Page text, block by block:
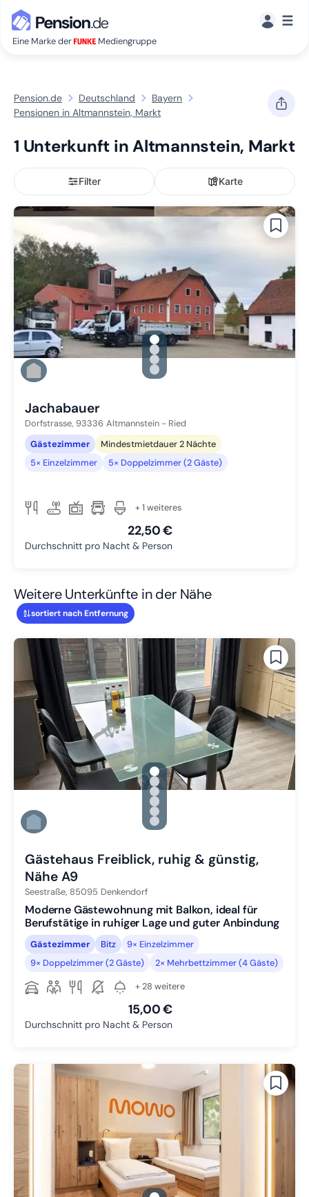
Eine Marke der Mediengruppe
☰
Pension.de Deutschland
Bayern
Pensionen in Altmannstein, Markt
1 Unterkunft in Altmannstein, Markt
Filter Karte
gallery.slide_selector
Zu Slide 1 wechseln
Zu Slide 2 wechseln
Zu Slide 3 wechseln
Zu Slide 4 wechseln
Jachabauer
Dorfstrasse, 93336 Altmannstein - Ried
Gästezimmer
Mindestmietdauer 2 Nächte
5× Einzelzimmer
5× Doppelzimmer (2 Gäste)
+ 1 weiteres
22,50 €
Durchschnitt pro Nacht & Person
Weitere Unterkünfte in der Nähe
sortiert nach Entfernung
gallery.slide_selector
Zu Slide 1 wechseln
Zu Slide 2 wechseln
Zu Slide 3 wechseln
Zu Slide 4 wechseln
Zu Slide 5 wechseln
Zu Slide 6 wechseln
Gästehaus Freiblick, ruhig & günstig,
Nähe A9
Seestraße, 85095 Denkendorf
Moderne Gästewohnung mit Balkon, ideal für
Berufstätige in ruhiger Lage und guter Anbindung
Gästezimmer Bitz
9× Einzelzimmer
9× Doppelzimmer (2 Gäste)
2× Mehrbettzimmer (4 Gäste)
+ 28 weitere
15,00 €
Durchschnitt pro Nacht & Person